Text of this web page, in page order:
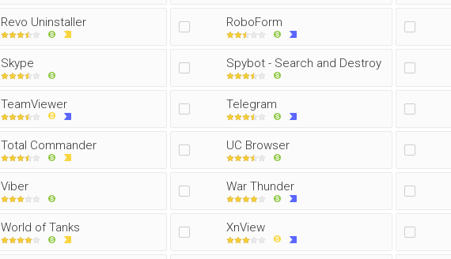
Revo Uninstaller RoboForm
Skype Spybot - Search and Destroy
TeamViewer Telegram
Total Commander UC Browser
Viber War Thunder
World of Tanks XnView